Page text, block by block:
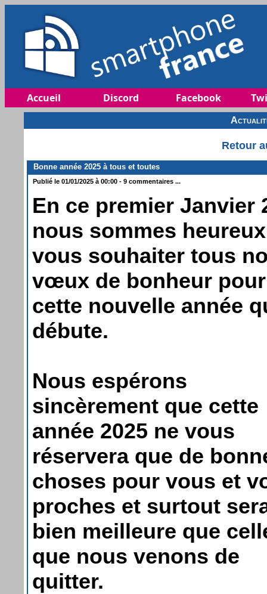
Accueil Discord Facebook
Retour
Bonne année 2025 à tous et toutes
Publié le 01/01/2025 à 00:00 - 9 commentaires ...
En ce premier Janvier
nous sommes
vous souhaiter tous
vœux de bonheur pour
cette nouvelle année
débute.
Nous espérons
sincèrement que cette
année 2025 ne vous
réservera que de
choses pour vous et
proches et surtout
bien meilleure que
que nous venons de
quitter.